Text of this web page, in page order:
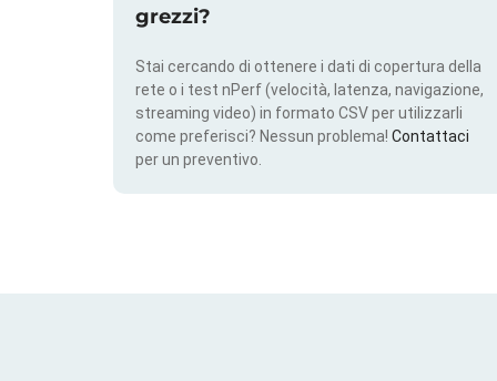
grezzi?
Stai cercando di ottenere i dati di copertura della
rete o i test nPerf (velocità, latenza, navigazione,
streaming video) in formato CSV per utilizzarli
come preferisci? Nessun problema! Contattaci
per un preventivo.